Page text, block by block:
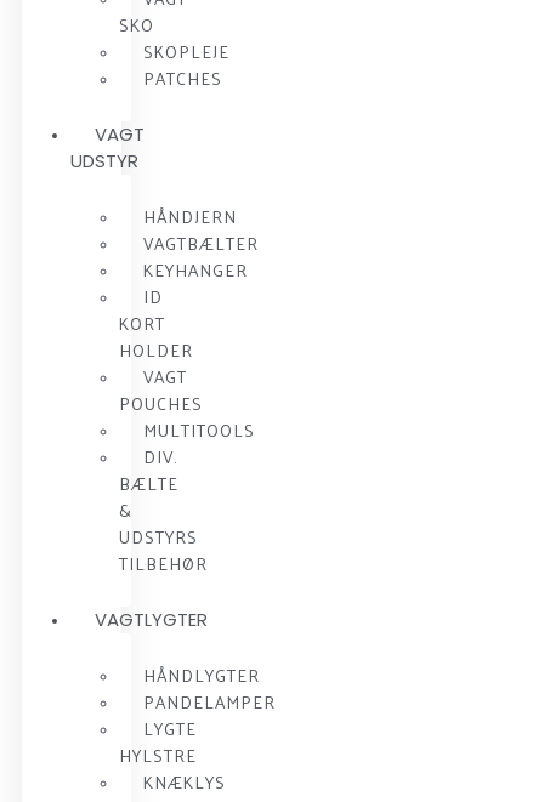
SKO
SKOPLEJE
PATCHES
VAGT
UDSTYR
HÅNDJERN
VAGTBÆLTER
KEYHANGER
ID
KORT
HOLDER
VAGT
POUCHES
MULTITOOLS
DIV.
BÆLTE
&
UDSTYRS
TILBEHØR
VAGTLYGTER
HÅNDLYGTER
PANDELAMPER
LYGTE
HYLSTRE
KNÆKLYS